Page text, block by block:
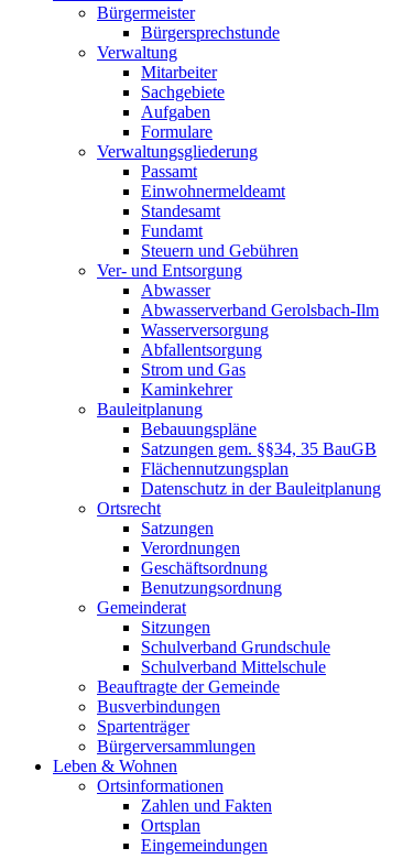
Bürgermeister
Bürgersprechstunde
Verwaltung
Mitarbeiter
Sachgebiete
Aufgaben
Formulare
Verwaltungsgliederung
Passamt
Einwohnermeldeamt
Standesamt
Fundamt
Steuern und Gebühren
Ver- und Entsorgung
Abwasser
Abwasserverband Gerolsbach-Ilm
Wasserversorgung
Abfallentsorgung
Strom und Gas
Kaminkehrer
Bauleitplanung
Bebauungspläne
Satzungen gem. §§34, 35 BauGB
Flächennutzungsplan
Datenschutz in der Bauleitplanung
Ortsrecht
Satzungen
Verordnungen
Geschäftsordnung
Benutzungsordnung
Gemeinderat
Sitzungen
Schulverband Grundschule
Schulverband Mittelschule
Beauftragte der Gemeinde
Busverbindungen
Spartenträger
Bürgerversammlungen
Leben & Wohnen
Ortsinformationen
Zahlen und Fakten
Ortsplan
Eingemeindungen